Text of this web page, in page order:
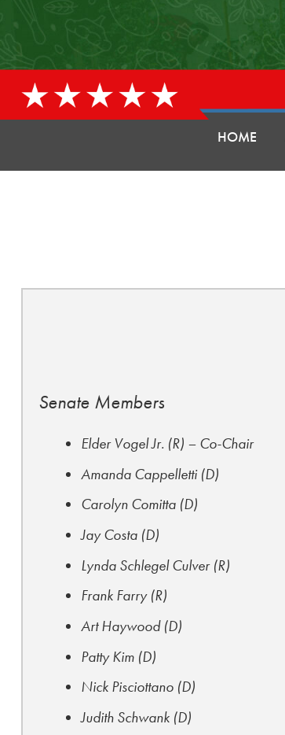
HOME
Senate Members
Elder Vogel Jr. (R) – Co-Chair
Amanda Cappelletti (D)
Carolyn Comitta (D)
Jay Costa (D)
Lynda Schlegel Culver (R)
Frank Farry (R)
Art Haywood (D)
Patty Kim (D)
Nick Pisciottano (D)
Judith Schwank (D)